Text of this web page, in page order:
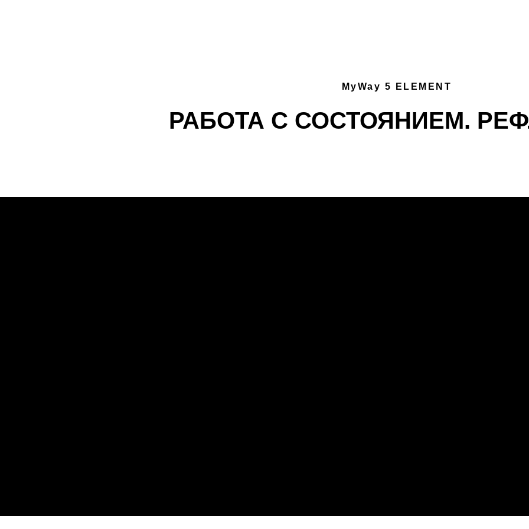
MyWay 5 ELEMENT
РАБОТА С СОСТОЯНИЕМ.